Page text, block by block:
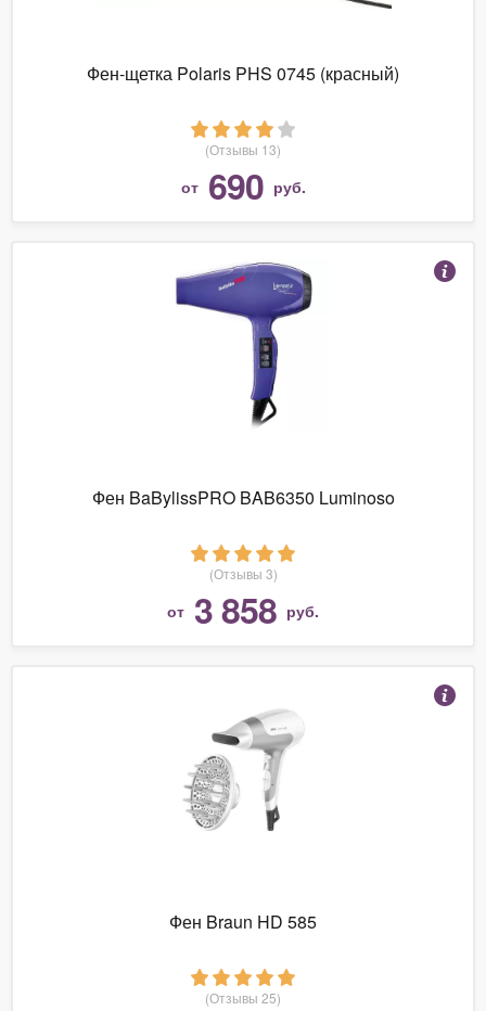
Фен-щетка Polaris PHS 0745 (красный)
(Отзывы 13)
от 690 руб.
Фен BaBylissPRO BAB6350 Luminoso
(Отзывы 3)
от 3 858 руб.
Фен Braun HD 585
(Отзывы 25)